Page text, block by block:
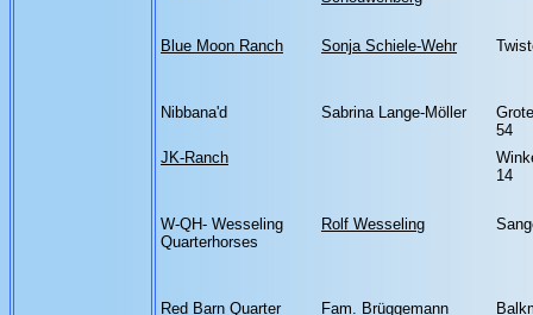
Blue Moon Ranch Sonja Schiele-Wehr
Nibbana'd Sabrina Lange-Möller
54
JK-Ranch
14
W-QH- Wesseling
Quarterhorses
Rolf Wesseling
Red Barn Quarter
Fam. Brüggemann